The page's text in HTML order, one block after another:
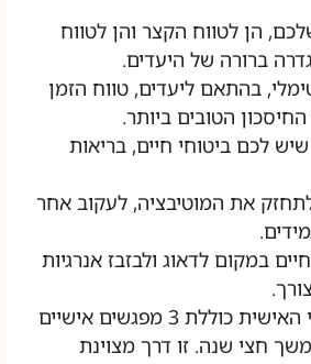
הן לטווח הקצר והן לטווח
ברורה של היעדים.
בהתאם ליעדים, טווח הזמן
הטובים ביותר.
לכם ביטוחי חיים, בריאות
את המוטיבציה, לעקוב אחר
במקום לדאוג ולבזבז אנרגיות
תוכניות הליווי של היועץ הפיננסי המומחה נועם מדר עונות בדיוק על הצורך הזה. תוכנית הליווי האישית כוללת 3 מפגשים אישיים
חצי שנה. זו דרך מצוינת